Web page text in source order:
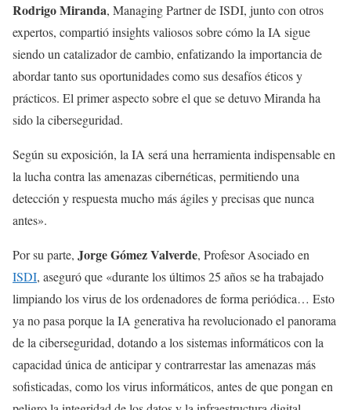
Rodrigo Miranda, Managing Partner de ISDI, junto con otros
expertos, compartió insights valiosos sobre cómo la IA sigue
siendo un catalizador de cambio, enfatizando la importancia de
abordar tanto sus oportunidades como sus desafíos éticos y
prácticos. El primer aspecto sobre el que se detuvo Miranda ha
sido la ciberseguridad.
Según su exposición, la IA será una herramienta indispensable en
la lucha contra las amenazas cibernéticas, permitiendo una
detección y respuesta mucho más ágiles y precisas que nunca
antes».
Por su parte, Jorge Gómez Valverde, Profesor Asociado en
ISDI, aseguró que «durante los últimos 25 años se ha trabajado
limpiando los virus de los ordenadores de forma periódica… Esto
ya no pasa porque la IA generativa ha revolucionado el panorama
de la ciberseguridad, dotando a los sistemas informáticos con la
capacidad única de anticipar y contrarrestar las amenazas más
sofisticadas, como los virus informáticos, antes de que pongan en